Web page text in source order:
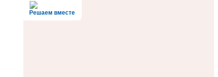
Решаем вместе